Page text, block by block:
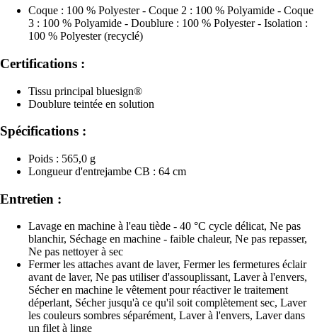
Coque : 100 % Polyester - Coque 2 : 100 % Polyamide - Coque
3 : 100 % Polyamide - Doublure : 100 % Polyester - Isolation :
100 % Polyester (recyclé)
Certifications :
Tissu principal bluesign®
Doublure teintée en solution
Spécifications :
Poids : 565,0 g
Longueur d'entrejambe CB : 64 cm
Entretien :
Lavage en machine à l'eau tiède - 40 °C cycle délicat, Ne pas
blanchir, Séchage en machine - faible chaleur, Ne pas repasser,
Ne pas nettoyer à sec
Fermer les attaches avant de laver, Fermer les fermetures éclair
avant de laver, Ne pas utiliser d'assouplissant, Laver à l'envers,
Sécher en machine le vêtement pour réactiver le traitement
déperlant, Sécher jusqu'à ce qu'il soit complètement sec, Laver
les couleurs sombres séparément, Laver à l'envers, Laver dans
un filet à linge